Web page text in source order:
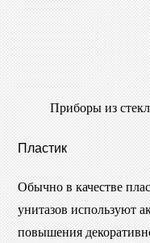
Приборы из
Пластик
Обычно в качестве
унитазов используют
повышения